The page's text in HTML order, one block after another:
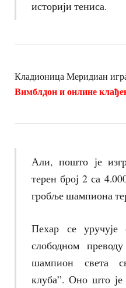
историји тениса.
Кладионица Меридиан
Вимблдон и онлине
Али, пошто је
терен број 2 са
гробље шампиона
Пехар се
слободном
шампион света
клуба”. Оно што је